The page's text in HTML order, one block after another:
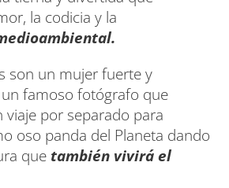
la codicia y la
son un mujer fuerte y
famoso fotógrafo que
viaje por separado para
oso panda del Planeta dando
que también vivirá el